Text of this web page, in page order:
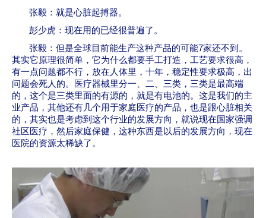
张毅：就是心脏起搏器。
彭少虎：现在用的已经很普遍了。
张毅：但是全球目前能生产这种产品的可能7家还不到。
其实它原理很简单，它为什么都要手工打造，工艺要求很高，
有一点问题都不行，放在人体里，十年，稳定性要求极高，出
问题会死人的。医疗器械里分一、二、三类，三类是最高端
的，这个是三类里面的有源的，就是有电池的。这是我们的主
业产品，其他还有几个用于家庭医疗的产品，也是跟心脏相关
的，其实也是考虑到这个行业的发展方向，就说现在国家强调
社区医疗，然后家庭保健，这种东西是以后的发展方向，现在
医院的资源太稀缺了。